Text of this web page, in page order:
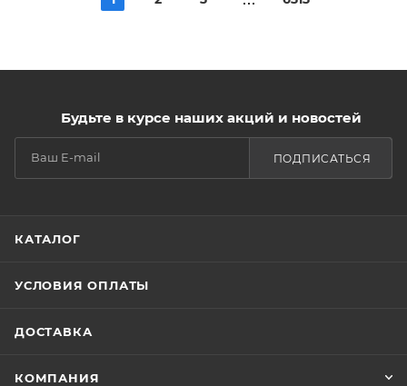
Будьте в курсе наших акций и новостей
ПОДПИСАТЬСЯ
КАТАЛОГ
УСЛОВИЯ ОПЛАТЫ
ДОСТАВКА
КОМПАНИЯ